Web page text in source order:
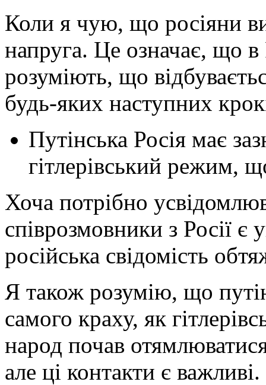
Коли я чую, що росіяни
напруга. Це означає, що в
розуміють, що
будь-яких наступних
Путінська Росія має
гітлерівський режим,
Хоча потрібно
співрозмовники з Росії
російська свідомість
Я також розумію, що
самого краху, як
народ почав
але ці контакти є важливі.